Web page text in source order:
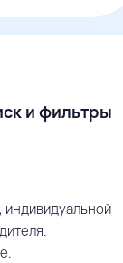
и фильтры
индивидуальной